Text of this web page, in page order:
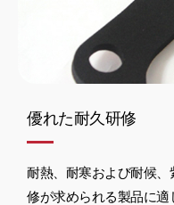
優れた耐久研修
耐熱、耐寒および耐候
修が求められる製品に適